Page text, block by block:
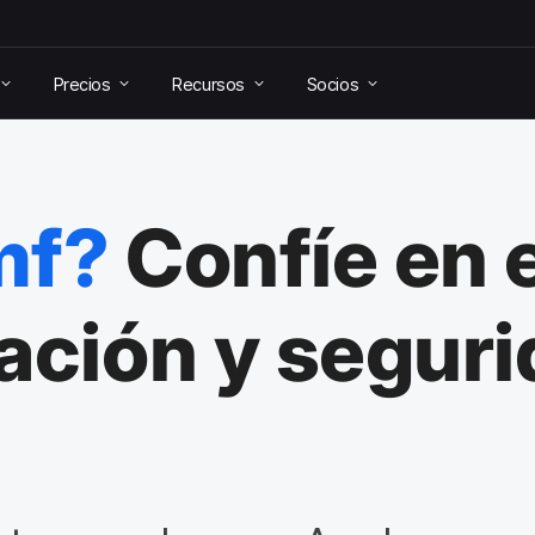
Precios Recursos Socios
Confíe en
y